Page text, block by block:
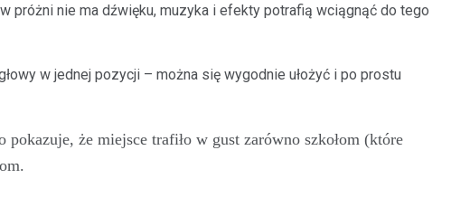
próżni nie ma dźwięku, muzyka i efekty potrafią wciągnąć do tego
w jednej pozycji – można się wygodnie ułożyć i po prostu
że miejsce trafiło w gust zarówno szkołom (które